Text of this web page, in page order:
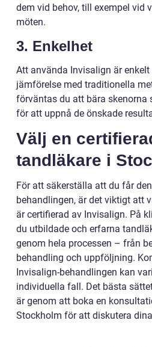
dem vid behov, till exempel vid
möten.
3. Enkelhet
Att använda Invisalign är
jämförelse med traditionella
förväntas du att bära skenorna
för att uppnå de önskade
Välj en
tandläkare i
För att säkerställa att du får
behandlingen, är det viktigt att
är certifierad av Invisalign. På
du utbildade och erfarna
genom hela processen – från
behandling och uppföljning.
Invisalign-behandlingen kan
individuella fall. Det bästa
är genom att boka en
Stockholm för att diskutera